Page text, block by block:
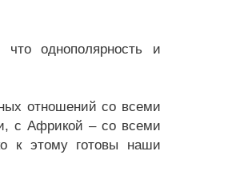
однополярность и
отношений со всеми
с Африкой – со всеми
к этому готовы наши